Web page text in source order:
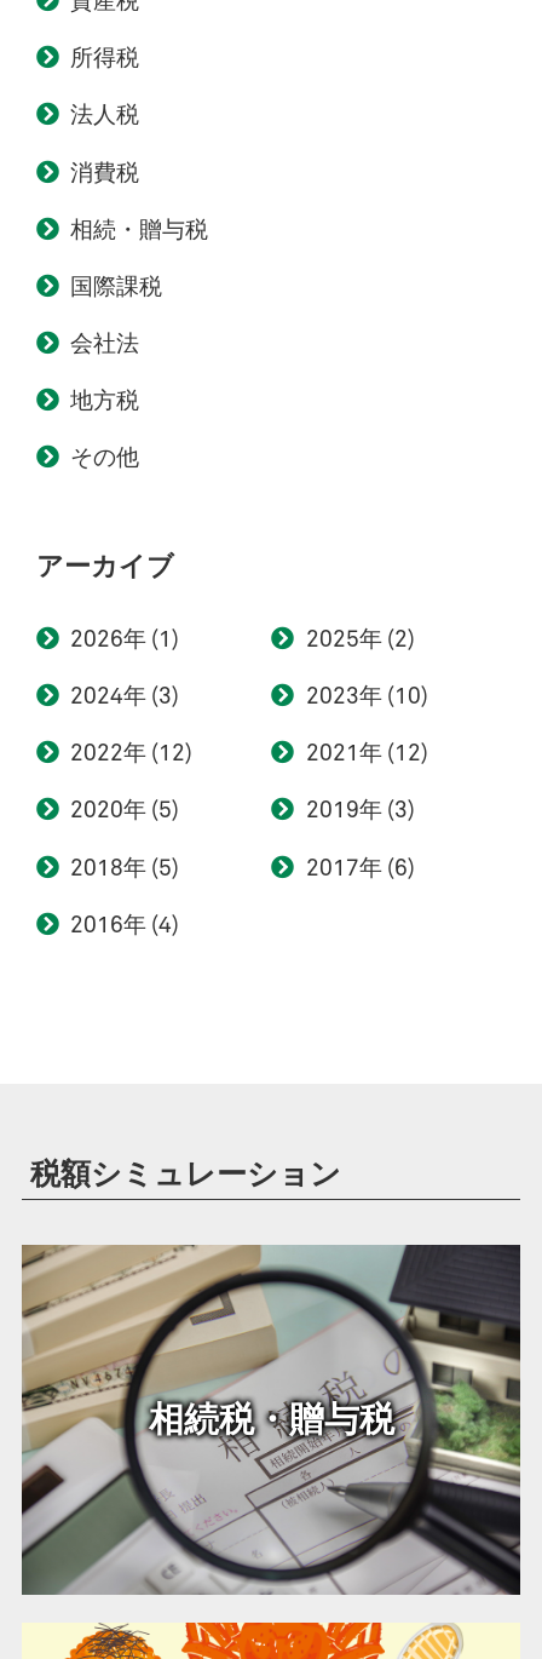
所得税
法人税
消費税
相続・贈与税
国際課税
会社法
地方税
その他
アーカイブ
2026 (1) 2025 (2)
2024 (3) 2023 (10)
2022 (12) 2021 (12)
2020 (5) 2019 (3)
2018 (5) 2017 (6)
2016 (4)
税額シミュレーション
相続税・贈与税